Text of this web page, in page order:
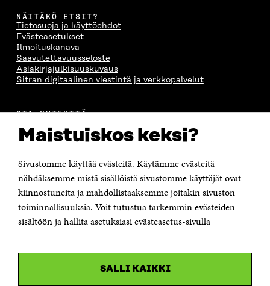
Maistuiskos keksi?
Sivustomme käyttää evästeitä. Käytämme evästeitä
nähdäksemme mistä sisällöistä sivustomme käyttäjät ovat
kiinnostuneita ja mahdollistaaksemme joitakin sivuston
toiminnallisuuksia. Voit tutustua tarkemmin evästeiden
sisältöön ja hallita asetuksiasi evästeasetus-sivulla
SALLI KAIKKI
NÄITÄKÖ ETSIT?
Tietosuoja ja käyttöehdot
Evästeasetukset
Ilmoituskanava
Saavutettavuusseloste
Asiakirjajulkisuuskuvaus
Sitran digitaalinen viestintä ja verkkopalvelut
OTA YHTEYTTÄ
Itämerenkatu 11-13, PL 160,
00181 Helsinki
Puhelin +358 294 618 991
Sähköpostiosoite
Saapumisohjeet
Y-tunnus 0202132-3